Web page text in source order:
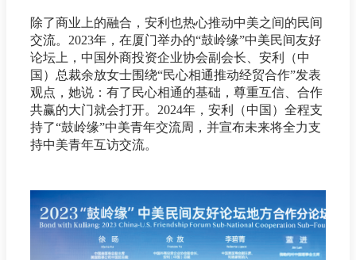
除了商业上的融合，安利也热心推动中美之间的民间
交流。2023年，在厦门举办的“鼓岭缘”中美民间友好
论坛上，中国外商投资企业协会副会长、安利（中
国）总裁余放女士围绕“民心相通推动经贸合作”发表
观点，她说：有了民心相通的基础，尊重互信、合作
共赢的大门就会打开。2024年，安利（中国）全程支
持了“鼓岭缘”中美青年交流周，并宣布未来将全力支
持中美青年互访交流。